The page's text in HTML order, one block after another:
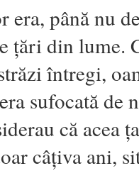
era, până nu
țări din lume.
întregi,
sufocată de
că acea
câțiva ani,